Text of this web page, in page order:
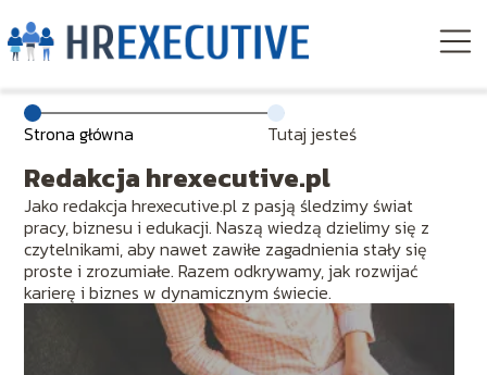
Strona główna Tutaj jesteś
Redakcja hrexecutive.pl
Jako redakcja hrexecutive.pl z pasją śledzimy świat
pracy, biznesu i edukacji. Naszą wiedzą dzielimy się z
czytelnikami, aby nawet zawiłe zagadnienia stały się
proste i zrozumiałe. Razem odkrywamy, jak rozwijać
karierę i biznes w dynamicznym świecie.